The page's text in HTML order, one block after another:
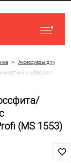
>
Аксессуары для
и шведской
(MS 1553)